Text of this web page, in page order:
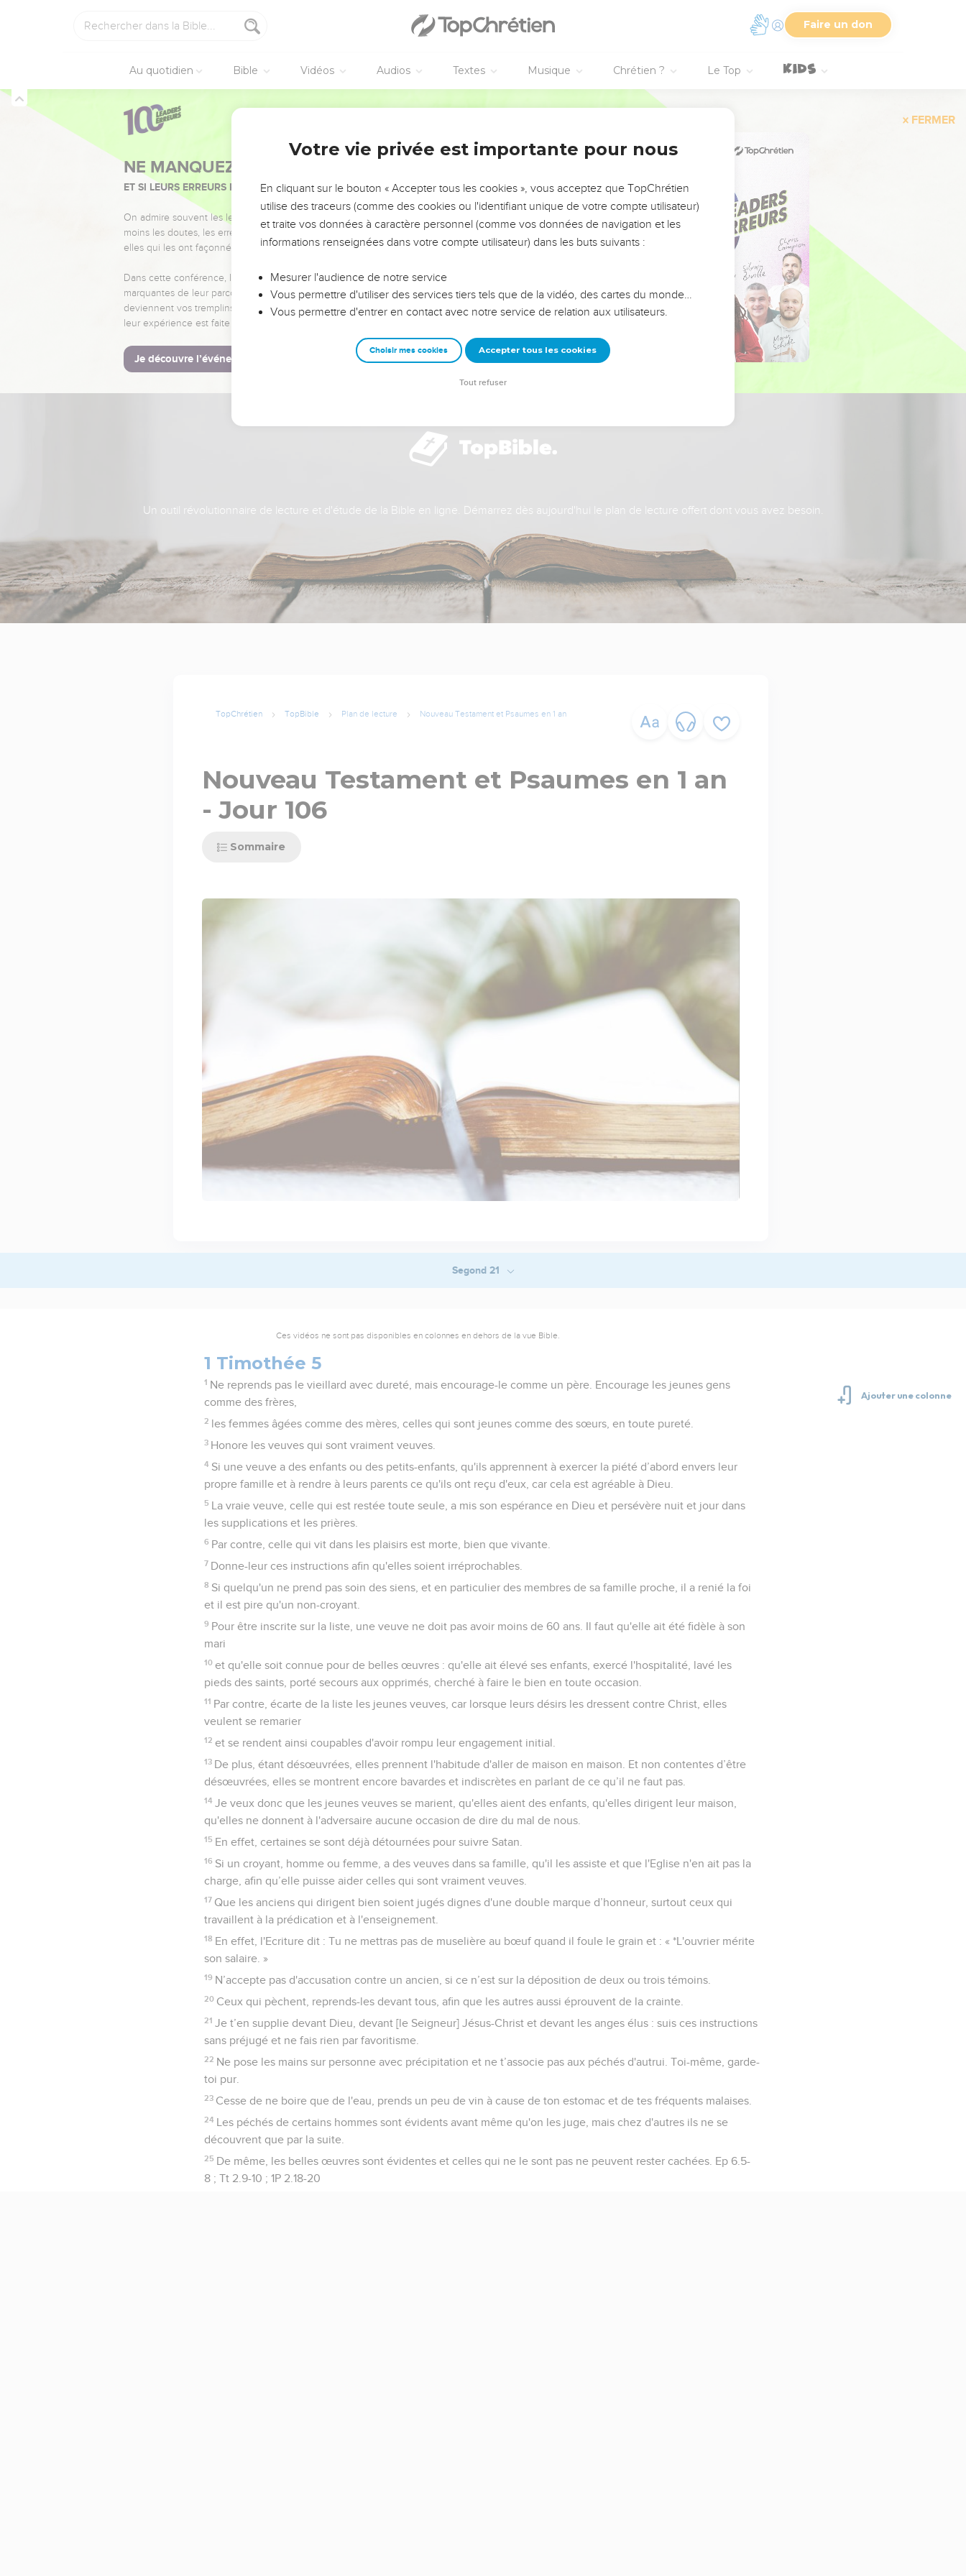
Faire un don
Au quotidien Bible Vidéos Audios Textes Musique Chrétien ? Le Top
FERMER
NE MANQUEZ PAS L’ÉVÉNEMENT DE L’ANNÉE !
ET SI LEURS ERREURS POUVAIENT VOUS ÉVITER LES VOTRES ?
On admire souvent les leaders pour leurs réussites, leur impact, leur foi ou leur vision. Mais on voit
moins les doutes, les erreurs et les saisons difficiles qu'ils ont traversés, alors même que ce sont
elles qui les ont façonnés.
Dans cette conférence, leaders, entrepreneurs, et responsables reviennent sur les erreurs
marquantes de leur parcours et les clés pour avancer avec plus de sagesse afin que leurs erreurs
deviennent vos tremplins. Que vous guidiez un ministère, une équipe, un groupe ou une famille,
leur expérience est faite pour vous.
Je découvre l’événement
Un outil révolutionnaire de lecture et d'étude de la Bible en ligne. Démarrez dès aujourd'hui le plan de lecture offert dont vous avez besoin.
TopChrétien TopBible Plan de lecture Nouveau Testament et Psaumes en 1 an
Nouveau Testament et Psaumes en 1 an
- Jour 106
Sommaire
Segond 21
Ces vidéos ne sont pas disponibles en colonnes en dehors de la vue Bible.
1 Timothée 5
1 Ne reprends pas le vieillard avec dureté, mais encourage-le comme un père. Encourage les jeunes gens
comme des frères,
2 les femmes âgées comme des mères, celles qui sont jeunes comme des sœurs, en toute pureté.
3 Honore les veuves qui sont vraiment veuves.
4 Si une veuve a des enfants ou des petits-enfants, qu'ils apprennent à exercer la piété d’abord envers leur
propre famille et à rendre à leurs parents ce qu'ils ont reçu d'eux, car cela est agréable à Dieu.
5
La vraie veuve, celle qui est restée toute seule, a mis son espérance en Dieu et persévère nuit et jour dans
les supplications et les prières.
6 Par contre, celle qui vit dans les plaisirs est morte, bien que vivante.
7 Donne-leur ces instructions afin qu'elles soient irréprochables.
8 Si quelqu'un ne prend pas soin des siens, et en particulier des membres de sa famille proche, il a renié la foi
et il est pire qu'un non-croyant.
9 Pour être inscrite sur la liste, une veuve ne doit pas avoir moins de 60 ans. Il faut qu'elle ait été fidèle à son
mari
10 et qu'elle soit connue pour de belles œuvres : qu'elle ait élevé ses enfants, exercé l'hospitalité, lavé les
pieds des saints, porté secours aux opprimés, cherché à faire le bien en toute occasion.
11 Par contre, écarte de la liste les jeunes veuves, car lorsque leurs désirs les dressent contre Christ, elles
veulent se remarier
12 et se rendent ainsi coupables d'avoir rompu leur engagement initial.
13 De plus, étant désœuvrées, elles prennent l'habitude d'aller de maison en maison. Et non contentes d’être
désœuvrées, elles se montrent encore bavardes et indiscrètes en parlant de ce qu’il ne faut pas.
14 Je veux donc que les jeunes veuves se marient, qu'elles aient des enfants, qu'elles dirigent leur maison,
qu'elles ne donnent à l'adversaire aucune occasion de dire du mal de nous.
15 En effet, certaines se sont déjà détournées pour suivre Satan.
16 Si un croyant, homme ou femme, a des veuves dans sa famille, qu'il les assiste et que l'Eglise n'en ait pas la
charge, afin qu’elle puisse aider celles qui sont vraiment veuves.
17 Que les anciens qui dirigent bien soient jugés dignes d'une double marque d’honneur, surtout ceux qui
travaillent à la prédication et à l'enseignement.
18 En effet, l'Ecriture dit : Tu ne mettras pas de muselière au bœuf quand il foule le grain et : « *L'ouvrier mérite
son salaire. »
19 N’accepte pas d'accusation contre un ancien, si ce n’est sur la déposition de deux ou trois témoins.
20 Ceux qui pèchent, reprends-les devant tous, afin que les autres aussi éprouvent de la crainte.
21 Je t’en supplie devant Dieu, devant [le Seigneur] Jésus-Christ et devant les anges élus : suis ces instructions
sans préjugé et ne fais rien par favoritisme.
22 Ne pose les mains sur personne avec précipitation et ne t’associe pas aux péchés d'autrui. Toi-même, garde-
toi pur.
23 Cesse de ne boire que de l'eau, prends un peu de vin à cause de ton estomac et de tes fréquents malaises.
24
Les péchés de certains hommes sont évidents avant même qu'on les juge, mais chez d'autres ils ne se
découvrent que par la suite.
25 De même, les belles œuvres sont évidentes et celles qui ne le sont pas ne peuvent rester cachées. Ep 6.5-
8 ; Tt 2.9-10 ; 1P 2.18-20
Votre vie privée est importante pour nous
En cliquant sur le bouton « Accepter tous les cookies », vous acceptez que TopChrétien
utilise des traceurs (comme des cookies ou l'identifiant unique de votre compte utilisateur)
et traite vos données à caractère personnel (comme vos données de navigation et les
informations renseignées dans votre compte utilisateur) dans les buts suivants :
Mesurer l'audience de notre service
Vous permettre d'utiliser des services tiers tels que de la vidéo, des cartes du monde…
Vous permettre d'entrer en contact avec notre service de relation aux utilisateurs.
Choisir mes cookies Accepter tous les cookies
Tout refuser